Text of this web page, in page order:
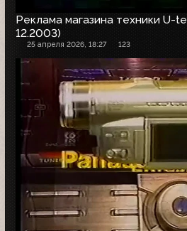
Реклама магазина техники U-
12.2003)
25 апреля 2026, 18:27 123